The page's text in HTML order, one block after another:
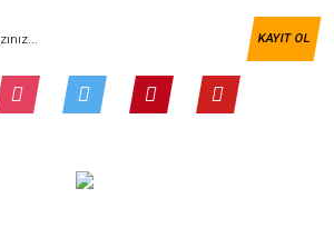
KAYIT OL